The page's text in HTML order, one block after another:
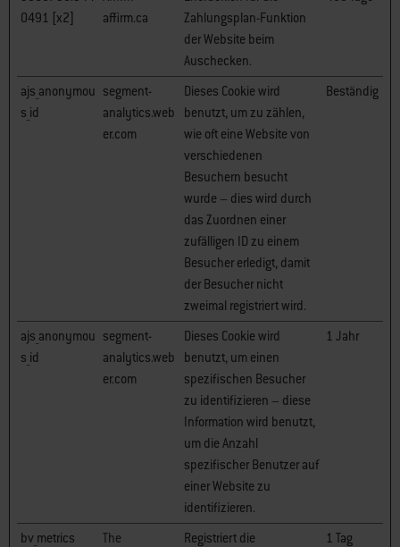
0491 [x2]
affirm.ca
Zahlungsplan-Funktion
der Website beim
Auschecken.
ajs_anonymou
s_id
segment-
analytics.web
er.com
Dieses Cookie wird
benutzt, um zu zählen,
wie oft eine Website von
verschiedenen
Besuchern besucht
wurde – dies wird durch
das Zuordnen einer
zufälligen ID zu einem
Besucher erledigt, damit
der Besucher nicht
zweimal registriert wird.
Beständig
ajs_anonymou
s_id
segment-
analytics.web
er.com
Dieses Cookie wird
benutzt, um einen
spezifischen Besucher
zu identifizieren – diese
Information wird benutzt,
um die Anzahl
spezifischer Benutzer auf
einer Website zu
identifizieren.
1 Jahr
bv_metrics
The
Registriert die
1 Tag